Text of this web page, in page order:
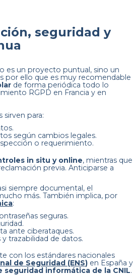
seguridad y
es un proyecto puntual, sino un
por ello que es muy recomendable
de forma periódica todo lo
RGPD en Francia y en
sirven para:
según cambios legales.
o requerimiento.
in situ y online, mientras que
previa. Anticiparse a
siempre documental, el
más. También implica, por
:
seguras.
ante ciberataques.
trazabilidad de datos.
con los estándares nacionales
de Seguridad (ENS) en España y
seguridad informática de la CNIL.